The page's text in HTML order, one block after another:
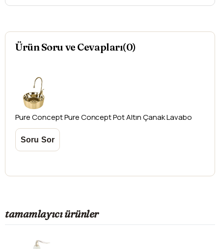
Kargonuzu teslim alırken hasarlı olabileceğini
yapılamamaktadır.
Ürün Soru ve Cevapları(0)
Pure ConceptPure Concept Pot Altın Çanak Lavabo
tamamlayıcı ürünler